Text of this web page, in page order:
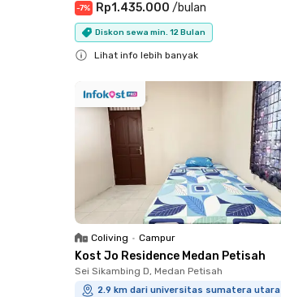
-7% Rp1.435.000 /bulan
Diskon sewa min. 12 Bulan
Lihat info lebih banyak
Coliving • Campur
Kost Jo Residence Medan Petisah
Sei Sikambing D, Medan Petisah
2.9 km dari universitas sumatera utara